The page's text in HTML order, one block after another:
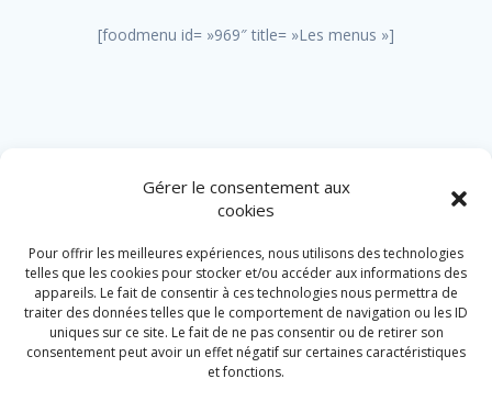
Gérer le consentement aux
cookies
Pour offrir les meilleures expériences, nous utilisons des technologies
telles que les cookies pour stocker et/ou accéder aux informations des
appareils. Le fait de consentir à ces technologies nous permettra de
traiter des données telles que le comportement de navigation ou les ID
uniques sur ce site. Le fait de ne pas consentir ou de retirer son
consentement peut avoir un effet négatif sur certaines caractéristiques
et fonctions.
[foodmenu id= »969″ title= »Les menus »]
Au Vieux Ciné. Restaurant & Traiteur. Badonviller
Accueil